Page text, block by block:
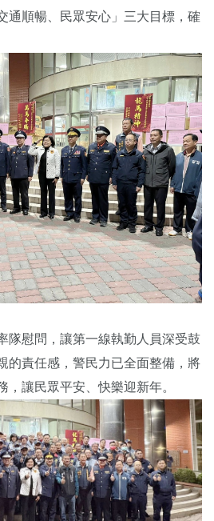
通順暢、民眾安心」三大目標，確
隊慰問，讓第一線執勤人員深受鼓
的責任感，警民力已全面整備，將
，讓民眾平安、快樂迎新年。